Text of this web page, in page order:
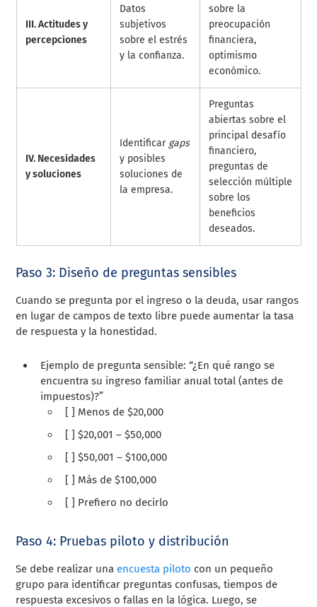
III. Actitudes y
percepciones
Datos
subjetivos
sobre el estrés
y la confianza.
sobre la
preocupación
financiera,
optimismo
económico.
IV. Necesidades
y soluciones
Identificar gaps
y posibles
soluciones de
la empresa.
Preguntas
abiertas sobre el
principal desafío
financiero,
preguntas de
selección múltiple
sobre los
beneficios
deseados.
Paso 3: Diseño de preguntas sensibles
Cuando se pregunta por el ingreso o la deuda, usar rangos
en lugar de campos de texto libre puede aumentar la tasa
de respuesta y la honestidad.
Ejemplo de pregunta sensible: “¿En qué rango se
encuentra su ingreso familiar anual total (antes de
impuestos)?”
[ ] Menos de $20,000
[ ] $20,001 – $50,000
[ ] $50,001 – $100,000
[ ] Más de $100,000
[ ] Prefiero no decirlo
Paso 4: Pruebas piloto y distribución
Se debe realizar una encuesta piloto con un pequeño
grupo para identificar preguntas confusas, tiempos de
respuesta excesivos o fallas en la lógica. Luego, se